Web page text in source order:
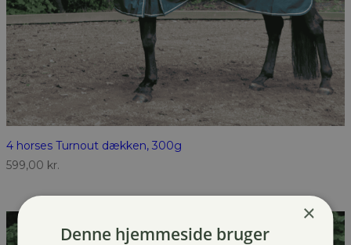
4 horses Turnout dækken, 300g
599,00 kr.
×
Denne hjemmeside bruger